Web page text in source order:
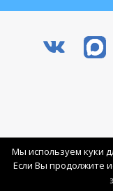
Все права
Вход
Мы используем куки
Если Вы продолжите